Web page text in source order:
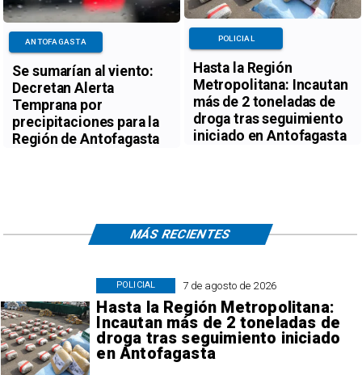
Se sumarían al viento:
Decretan Alerta
Temprana por
precipitaciones para la
Región de Antofagasta
ANTOFAGASTA
Hasta la Región
Metropolitana: Incautan
más de 2 toneladas de
droga tras seguimiento
iniciado en Antofagasta
POLICIAL
7 de agosto de 2026
Hasta la Región Metropolitana:
Incautan más de 2 toneladas de
droga tras seguimiento iniciado
en Antofagasta
POLICIAL
MÁS RECIENTES